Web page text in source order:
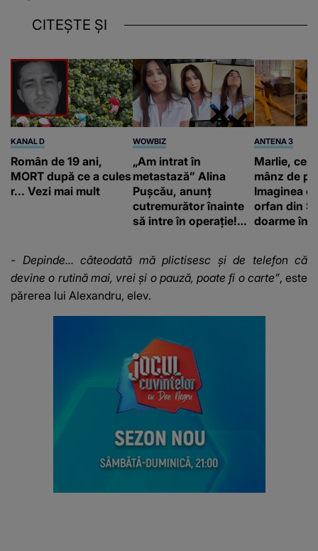
CITEȘTE ȘI
KANAL D
Român de 19 ani,
MORT după ce a cules
r... Vezi mai mult
WOWBIZ
„Am intrat în
metastază” Alina
Pușcău, anunț
cutremurător înainte
să intre în operație!
fanilor
ANTENA 3
Marlie, cel
mânz de
Imaginea
orfan din
doarme în
- Depinde... câteodată mă plictisesc și de telefon că
devine o rutină mai, vrei și o pauză, poate fi o carte”, este
părerea lui Alexandru, elev.